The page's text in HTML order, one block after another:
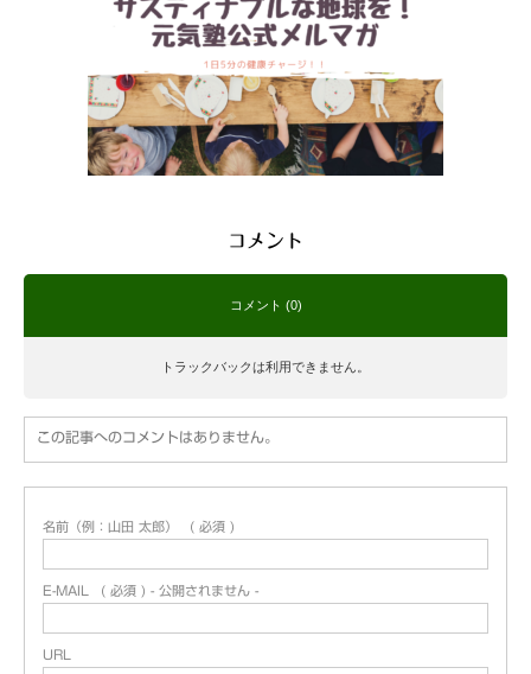
コメント
コメント (0)
トラックバックは利用できません。
この記事へのコメントはありません。
名前（例：山田 太郎） ( 必須 )
E-MAIL ( 必須 ) - 公開されません -
URL